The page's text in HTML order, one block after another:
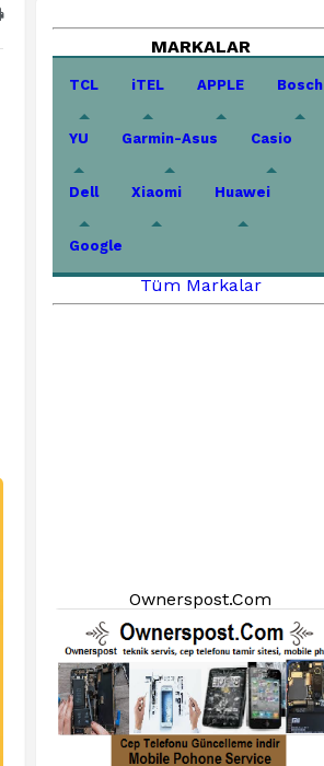
MARKALAR
TCL iTEL APPLE Bosch
YU Garmin-Asus Casio
Dell Xiaomi Huawei
Google
Tüm Markalar
Ownerspost.Com